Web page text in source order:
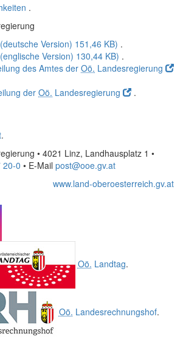
.
Version) 151,46 KB) .
Version) 130,44 KB) .
des Amtes der Oö. Landesregierung
der Oö. Landesregierung
.
.
• 4021 Linz, Landhausplatz 1 •
20-0 • E-Mail post@ooe.gv.at
www.land-oberoesterreich.gv.at
Oö. Landtag.
Oö. Landesrechnungshof.